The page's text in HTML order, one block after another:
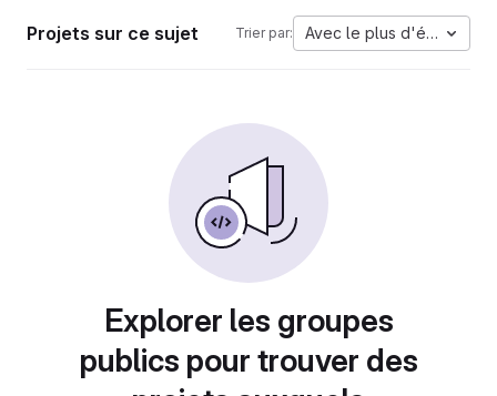
Projets sur ce sujet Trier par: Avec le plus d'étoiles
Explorer les groupes
publics pour trouver des